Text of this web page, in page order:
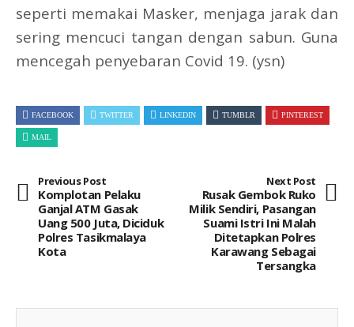
seperti memakai Masker, menjaga jarak dan
sering mencuci tangan dengan sabun. Guna
mencegah penyebaran Covid 19. (ysn)
FACEBOOK TWITTER LINKEDIN TUMBLR PINTEREST
MAIL
Previous Post
Komplotan Pelaku
Ganjal ATM Gasak
Uang 500 Juta, Diciduk
Polres Tasikmalaya
Kota
Next Post
Rusak Gembok Ruko
Milik Sendiri, Pasangan
Suami Istri Ini Malah
Ditetapkan Polres
Karawang Sebagai
Tersangka